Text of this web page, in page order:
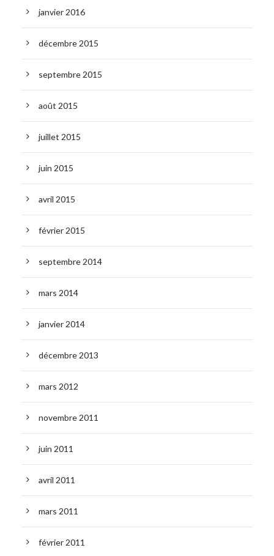
janvier 2016
décembre 2015
septembre 2015
août 2015
juillet 2015
juin 2015
avril 2015
février 2015
septembre 2014
mars 2014
janvier 2014
décembre 2013
mars 2012
novembre 2011
juin 2011
avril 2011
mars 2011
février 2011